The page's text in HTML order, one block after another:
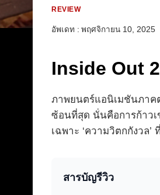
REVIEW
อัพเดท : พฤศจิกายน 10, 2025
Inside Out
ภาพยนตร์แอนิเมชันภาค
ซ้อนที่สุด นั่นคือการก้าวเ
เฉพาะ ‘ความวิตกกังวล
สารบัญรีวิว